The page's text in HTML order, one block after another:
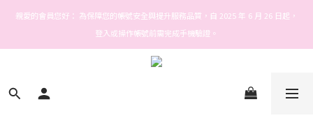
Welcome! Stars house
親愛的會員您好： 為保障您的帳號安全與提升服務品質，自 2025 年 6 月 26 日起，
登入或操作帳號前需完成手機驗證。